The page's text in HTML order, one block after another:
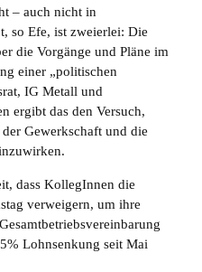
– auch nicht in
so Efe, ist zweierlei: Die
die Vorgänge und Pläne im
einer „politischen
IG Metall und
ergibt das den Versuch,
Gewerkschaft und die
dass KollegInnen die
verweigern, um ihre
Lohnsenkung seit Mai